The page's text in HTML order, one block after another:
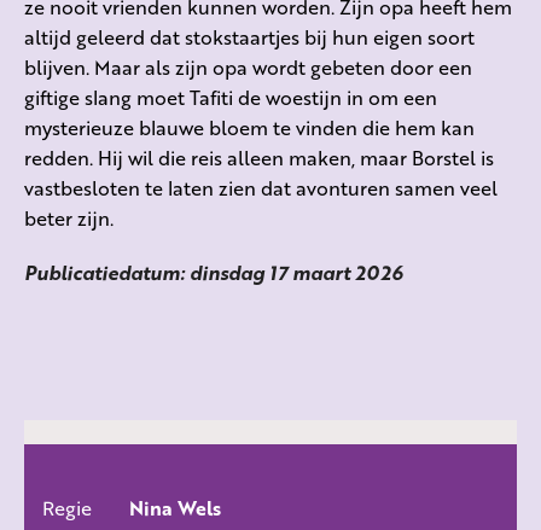
ze nooit vrienden kunnen worden. Zijn opa heeft hem
altijd geleerd dat stokstaartjes bij hun eigen soort
blijven. Maar als zijn opa wordt gebeten door een
giftige slang moet Tafiti de woestijn in om een
mysterieuze blauwe bloem te vinden die hem kan
redden. Hij wil die reis alleen maken, maar Borstel is
vastbesloten te laten zien dat avonturen samen veel
beter zijn.
Publicatiedatum: dinsdag 17 maart 2026
Regie
Nina Wels